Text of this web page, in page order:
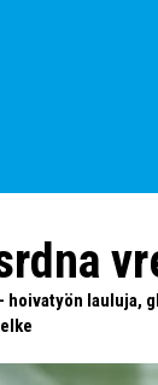
hoivatyön lauluja,